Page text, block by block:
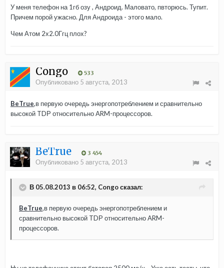
У меня телефон на 1гб озу , Андроид. Маловато, пвторюсь. Тупит.
Причем порой ужасно. Для Андроида - этого мало.
Чем Атом 2х2.0Ггц плох?
Congo 533
Опубликовано 5 августа, 2013
BeTrue,в первую очередь энергопотреблением и сравнительно
высокой TDР относительно ARM-процессоров.
BeTrue 3 454
Опубликовано 5 августа, 2013
В 05.08.2013 в 06:52, Congo сказал:
BeTrue,в первую очередь энергопотреблением и
сравнительно высокой TDР относительно ARM-
процессоров.